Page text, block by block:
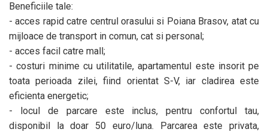
Beneficiile tale:
- acces rapid catre centrul orasului si Poiana Brasov, atat cu
mijloace de transport in comun, cat si personal;
- acces facil catre mall;
- costuri minime cu utilitatile, apartamentul este insorit pe
toata perioada zilei, fiind orientat S-V, iar cladirea este
eficienta energetic;
- locul de parcare este inclus, pentru confortul tau,
disponibil la doar 50 euro/luna. Parcarea este privata,